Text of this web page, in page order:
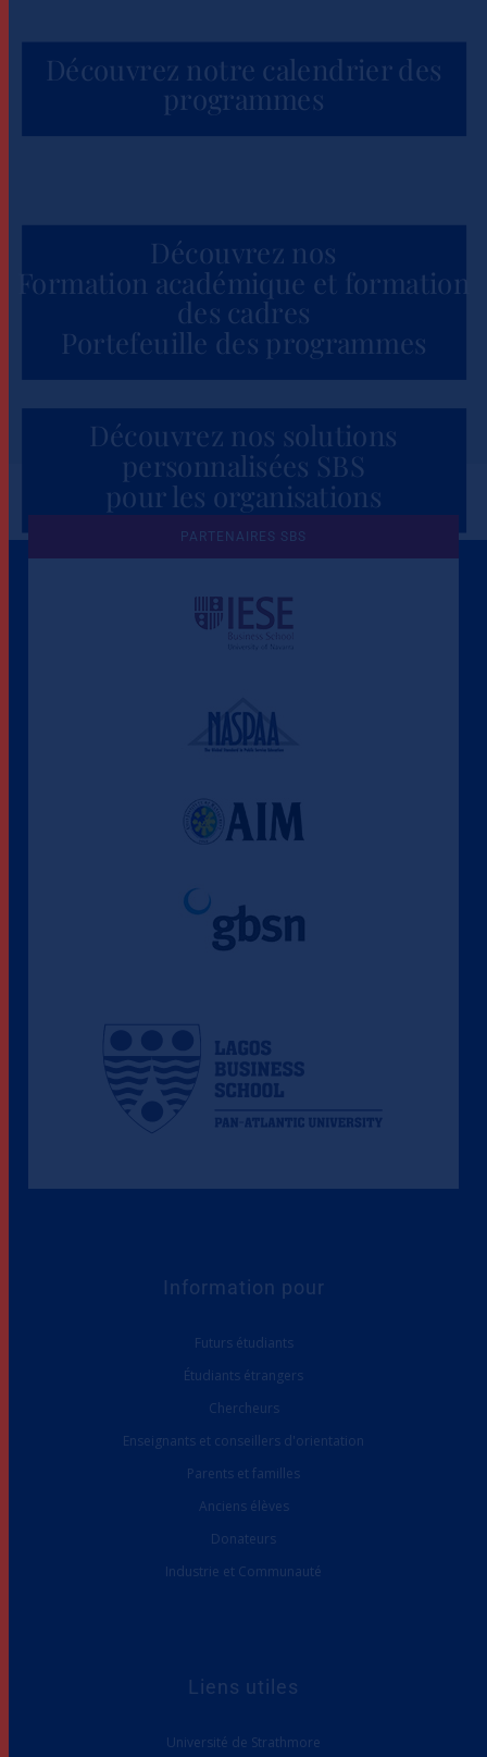
Découvrez notre calendrier des
programmes
Découvrez nos
Formation académique et formation
des cadres
Portefeuille des programmes
Découvrez nos solutions
personnalisées SBS
pour les organisations
Une culture de l'éthique et de
l'apprentissage
PARTENAIRES SBS
Information pour
Futurs étudiants
Étudiants étrangers
Chercheurs
Enseignants et conseillers d'orientation
Parents et familles
Anciens élèves
Donateurs
Industrie et Communauté
Liens utiles
Université de Strathmore